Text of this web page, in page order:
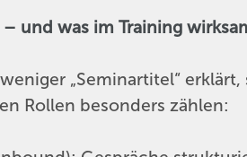
und was im Training
„Seminartitel“
Rollen besonders zählen: